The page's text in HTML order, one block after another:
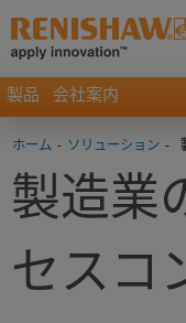
製品 会社案内
ホーム - ソリューション -
製造業
セスコ